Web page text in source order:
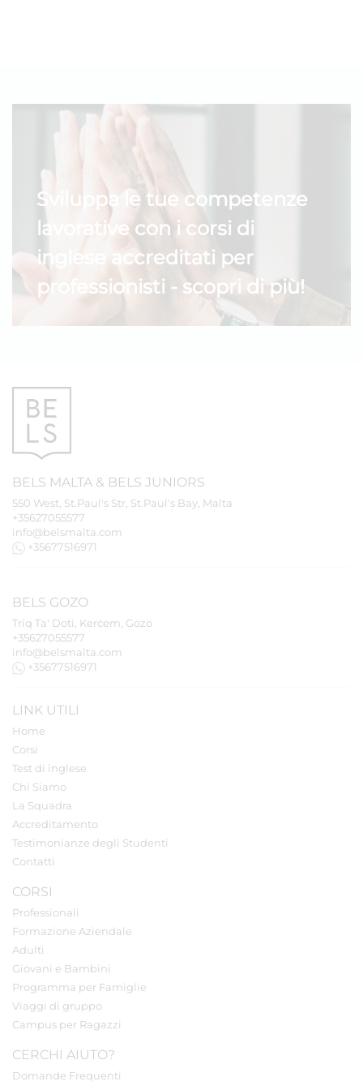
Sviluppa le tue competenze
lavorative con i corsi di
inglese accreditati per
professionisti - scopri di più!
BELS MALTA & BELS JUNIORS
550 West, St.Paul's Str, St.Paul's Bay, Malta
+35627055577
info@belsmalta.com
+35677516971
BELS GOZO
Triq Ta' Doti, Kerċem, Gozo
+35627055577
info@belsmalta.com
+35677516971
LINK UTILI
Home
Corsi
Test di inglese
Chi Siamo
La Squadra
Accreditamento
Testimonianze degli Studenti
Contatti
CORSI
Professionali
Formazione Aziendale
Adulti
Giovani e Bambini
Programma per Famiglie
Viaggi di gruppo
Campus per Ragazzi
CERCHI AIUTO?
Domande Frequenti